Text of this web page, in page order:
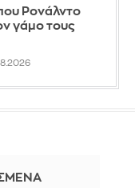
Ρονάλντο
γάμο τους